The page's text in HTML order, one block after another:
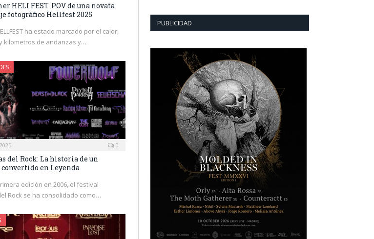
HELLFEST. POV de una novata.
fotográfico Hellfest 2025
ha estado marcado por el calor,
kilometros de andanzas y…
0
del Rock: La historia de un
en Leyenda
edición en 2006, el festival
Rock se ha consolidado como…
PUBLICIDAD